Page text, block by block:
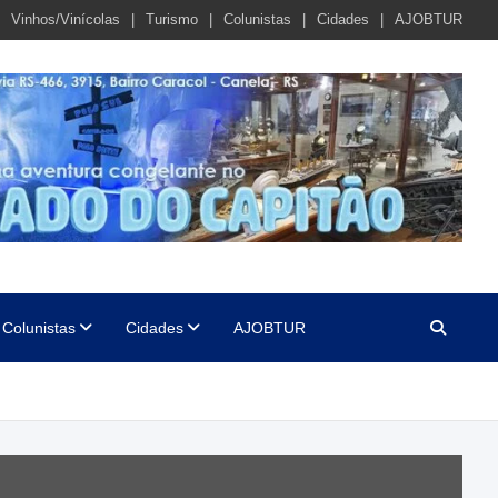
Vinhos/Vinícolas Turismo Colunistas Cidades AJOBTUR
Colunistas Cidades AJOBTUR